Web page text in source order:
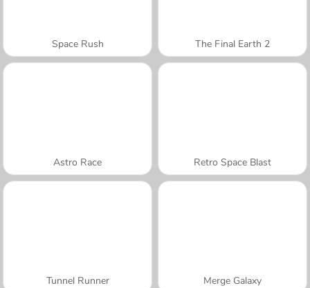
Space Rush The Final Earth 2
Astro Race Retro Space Blast
Tunnel Runner Merge Galaxy